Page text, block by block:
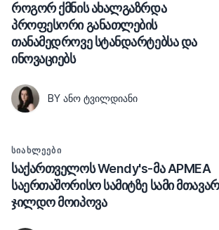
როგორ ქმნის ახალგაზრდა
პროფესორი განათლების
თანამედროვე სტანდარტებსა და
ინოვაციებს
BY ᲐᲜᲝ ᲢᲕᲘᲚᲓᲘᲐᲜᲘ
ᲡᲘᲐᲮᲚᲔᲔᲑᲘ
საქართველოს Wendy's-მა APMEA
საერთაშორისო სამიტზე სამი
ჯილდო მოიპოვა